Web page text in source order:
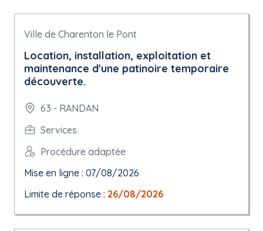
Ville de Charenton le Pont
Location, installation, exploitation et
maintenance d'une patinoire temporaire
découverte.
63 - RANDAN
Services
Procédure adaptée
Mise en ligne : 07/08/2026
Limite de réponse : 26/08/2026